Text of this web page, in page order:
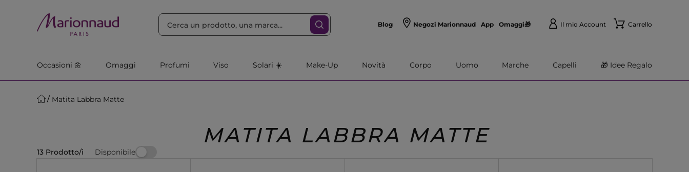
Blog Negozi Marionnaud App Omaggi🎁 Il mio Account Carrello
Occasioni 🌼 Omaggi Profumi Viso Solari ☀️ Make-Up Novità Corpo Uomo Marche Capelli 🎁 Idee Regalo
Matita Labbra Matte
MATITA LABBRA MATTE
13 Prodotto/i Disponibile